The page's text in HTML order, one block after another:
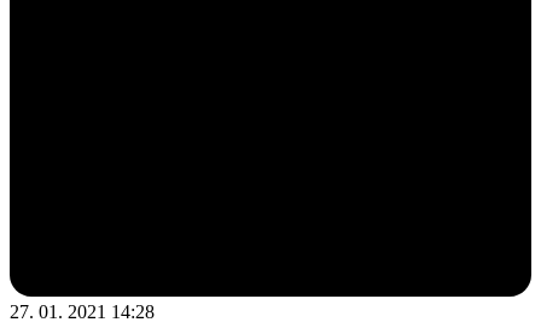
27. 01. 2021 14:28